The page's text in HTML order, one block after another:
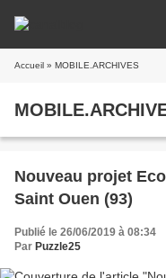
Accueil » MOBILE.ARCHIVES
Nouveau projet
Saint Ouen (93)
Publié le 26/06/2019 à 08:34
Par Puzzle25